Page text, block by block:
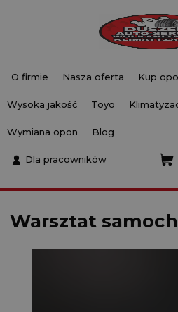
O firmie Nasza oferta Kup
Wysoka jakość Toyo
Wymiana opon Blog
Dla pracowników
Warsztat